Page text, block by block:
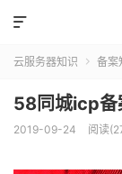

云服务器知识  备案
58同城icp备
2019-09-24 阅读